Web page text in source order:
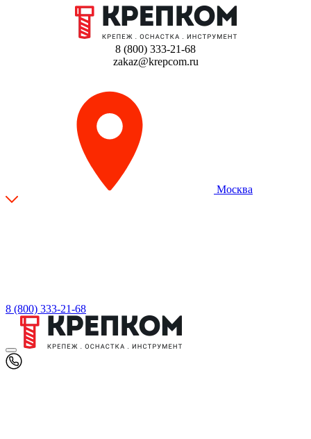
8 (800) 333-21-68
zakaz@krepcom.ru
Москва
8 (800) 333-21-68